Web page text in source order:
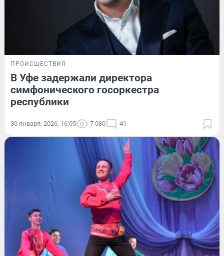
ПРОИСШЕСТВИЯ
В Уфе задержали директора
симфонического госоркестра
республики
30 января, 2026, 16:05 7 080 41